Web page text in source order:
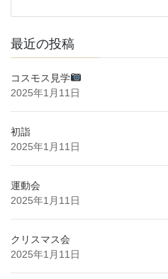
最近の投稿
コスモス見学
2025年1月11日
初詣
2025年1月11日
運動会
2025年1月11日
クリスマス会
2025年1月11日